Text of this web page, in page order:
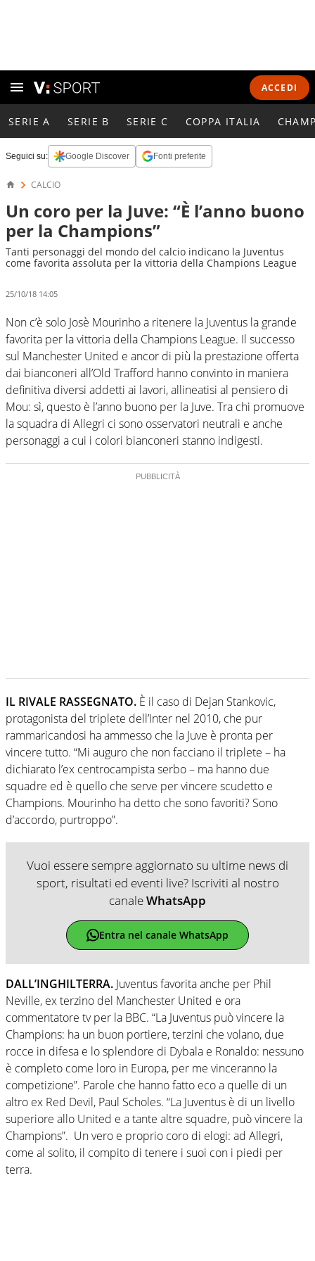
ACCEDI
SERIE A SERIE B SERIE C COPPA ITALIA
Seguici su: Google Discover Fonti preferite
CALCIO
Un coro per la Juve: “È l’anno buono
per la Champions”
Tanti personaggi del mondo del calcio indicano la Juventus
come favorita assoluta per la vittoria della Champions League
25/10/18 14:05
Non c’è solo Josè Mourinhoa ritenere la Juventus la grande
favorita per la vittoria della Champions League. Il successo
sul Manchester United e ancor di più la prestazione offerta
dai bianconeri all’Old Trafford hanno convinto in maniera
definitiva diversi addetti ai lavori, allineatisi al pensiero di
Mou: sì, questo è l’anno buono per la Juve. Tra chi promuove
la squadra di Allegri ci sono osservatori neutrali e anche
personaggi a cui i colori bianconeri stanno indigesti.
IL RIVALE RASSEGNATO. È il caso di Dejan Stankovic,
protagonista del triplete dell’Inter nel 2010, che pur
rammaricandosi ha ammesso che la Juve è pronta per
vincere tutto. “Mi auguro che non facciano il triplete – ha
dichiarato l’ex centrocampista serbo – ma hanno due
squadre ed è quello che serve per vincere scudetto e
Champions. Mourinho ha detto che sono favoriti? Sono
d’accordo, purtroppo”.
Vuoi essere sempre aggiornato su ultime news di
sport, risultati ed eventi live? Iscriviti al nostro
canaleWhatsApp
Entra nel canale WhatsApp
DALL’INGHILTERRA. Juventus favorita anche per Phil
Neville, ex terzino del Manchester United e ora
commentatore tv per la BBC. “La Juventus può vincere la
Champions: ha un buon portiere, terzini che volano, due
rocce in difesa e lo splendore di Dybala e Ronaldo: nessuno
è completo come loro in Europa, per me vinceranno la
competizione”. Parole che hanno fatto eco a quelle di un
altro ex Red Devil, Paul Scholes. “La Juventus è di un livello
superiore allo United e a tante altre squadre, può vincere la
Champions”. Un vero e proprio coro di elogi: ad Allegri,
come al solito, il compito di tenere i suoi con i piedi per
terra.